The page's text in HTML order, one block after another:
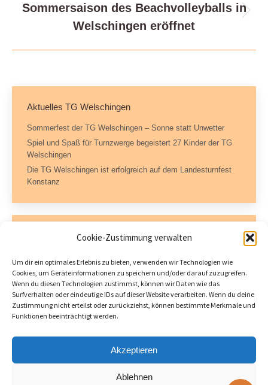
Cookie-Zustimmung verwalten
Um dir ein optimales Erlebnis zu bieten, verwenden wir Technologien wie
Cookies, um Geräteinformationen zu speichern und/oder darauf zuzugreifen.
Wenn du diesen Technologien zustimmst, können wir Daten wie das
Surfverhalten oder eindeutige IDs auf dieser Website verarbeiten. Wenn du deine
Zustimmung nicht erteilst oder zurückziehst, können bestimmte Merkmale und
Funktionen beeinträchtigt werden.
Akzeptieren
Ablehnen
Beitrag:
Sommersaison des Beachvolleyballs in
Welschingen eröffnet
Aktuelles TG Welschingen
Sommerfest der TG Welschingen – Sonne statt Unwetter
Spiel und Spaß für Turnzwerge begeistert 27 Kinder der TG
Welschingen
Die TG Welschingen ist erfolgreich auf dem Landesturnfest
Konstanz
Kontaktdaten
Dorfstraße 11
78234 Engen-Welschingen
Tel.: 07733 504717 (AB)
Fax: 07733 504722
tgwelschingen@hegaudata.de
Öffnungszeiten: